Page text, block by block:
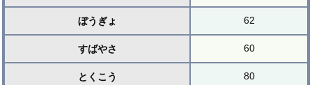
ぼうぎょ 62
すばやさ 60
とくこう 80